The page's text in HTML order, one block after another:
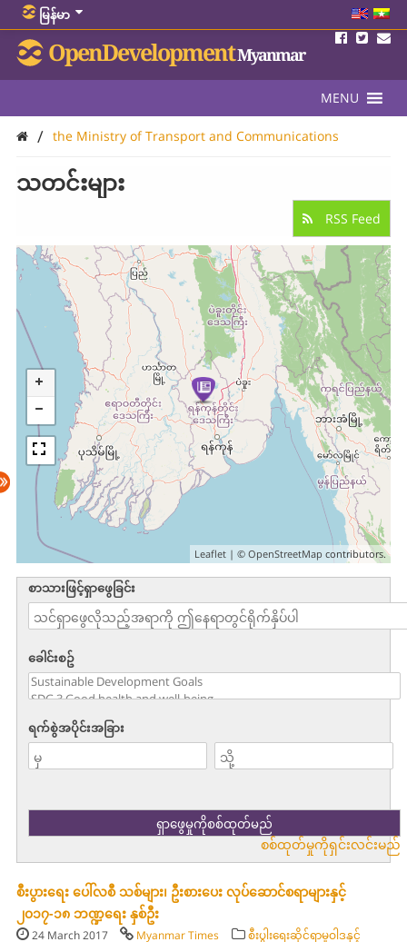
မြန်မာ
OpenDevelopmentMyanmar
MENU
/ the Ministry of Transport and Communications
သတင်းများ
RSS Feed
Leaflet | ©OpenStreetMap contributors.
စာသားဖြင့်ရှာဖွေခြင်း
ခေါင်းစဥ်
ရက်စွဲအပိုင်းအခြား
စစ်ထုတ်မှုကိုရှင်းလင်းမည်
စီးပွားရေး ပေါ်လစီ သစ်များ၊ ဦးစားပေး လုပ်ဆောင်စရာများနှင့်
၂၀၁၇-၁၈ ဘဏ္ဍရေး နှစ်ဦး
24 March 2017 Myanmar Times
စီးပွါးရေးဆိုင်ရာမူဝါဒနှင့်